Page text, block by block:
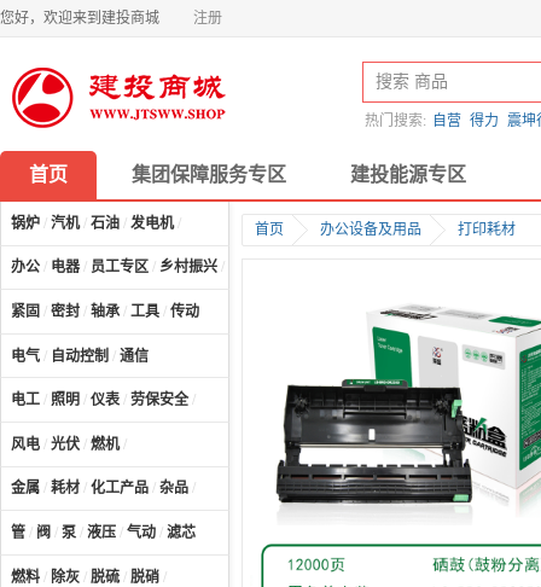
您好，欢迎来到建投商城 注册
热门搜索: 自营 得力 震坤
首页 集团保障服务专区 建投能源专区
锅炉 / 汽机/ 石油 / 发电机/
办公 / 电器 / 员工专区 / 乡村振兴 /
紧固 / 密封 / 轴承 / 工具 / 传动
电气 / 自动控制 / 通信
电工 / 照明 / 仪表 / 劳保安全 /
风电 / 光伏 / 燃机/
金属 / 耗材 / 化工产品 / 杂品 /
管 / 阀 / 泵 / 液压 / 气动 / 滤芯
燃料 / 除灰 / 脱硫 / 脱硝 /
首页 办公设备及用品 打印耗材